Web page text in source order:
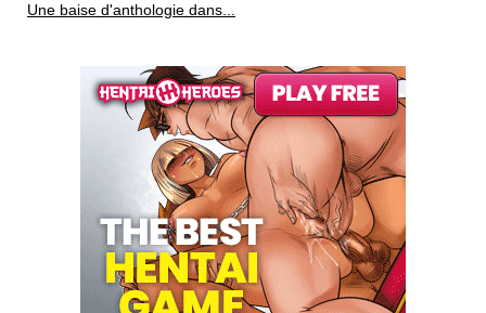
Une baise d'anthologie dans...